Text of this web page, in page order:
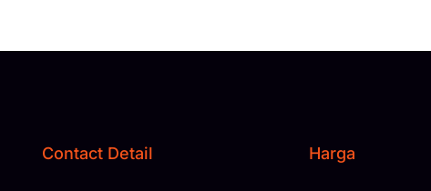
Contact Detail Harga